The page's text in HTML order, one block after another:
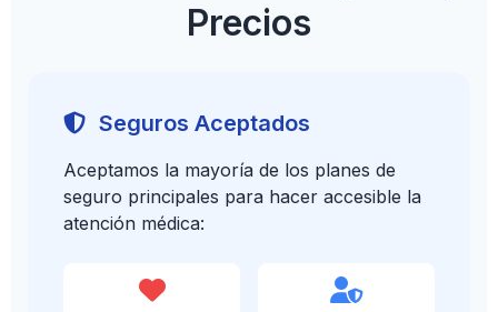
Precios
Seguros Aceptados
Aceptamos la mayoría de los planes de
seguro principales para hacer accesible la
atención médica: